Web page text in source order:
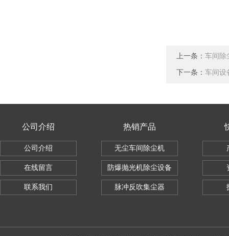
上一条： 车间除
下一条： 车间设
公司介绍
公司介绍
在线留言
联系我们
热销产品
无尘车间除尘机
防爆抛光机除尘设备
脉冲反吹集尘器